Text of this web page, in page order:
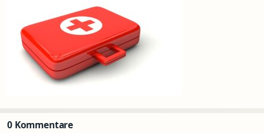
0 Kommentare